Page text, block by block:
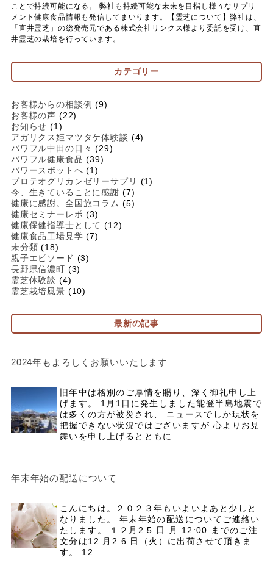
ことで持続可能になる。 弊社も持続可能な未来を目指し様々なサプリ
メント健康食品情報も発信してまいります。【霊芝について】弊社は、
「直井霊芝」の総発売元である株式会社リンクス様より委託を受け、直
井霊芝の栽培を行っています。
カテゴリー
お客様からの相談例 (9)
お客様の声 (22)
お知らせ (1)
アガリクス姫マツタケ体験談 (4)
パワフル中田の日々 (29)
パワフル健康食品 (39)
パワースポットへ (1)
プロテオグリカンゼリーサプリ (1)
今、生きていることに感謝 (7)
健康に感謝。全国旅コラム (5)
健康セミナーレポ (3)
健康保健指導士として (12)
健康食品工場見学 (7)
未分類 (18)
親子エピソード (3)
長野県信濃町 (3)
霊芝体験談 (4)
霊芝栽培風景 (10)
最新の記事
2024年もよろしくお願いいたします
旧年中は格別のご厚情を賜り、深く御礼申し上
げます。 1月1日に発生しました能登半島地震で
は多くの方が被災され、 ニュースでしか現状を
把握できない状況ではございますが 心よりお見
舞いを申し上げるとともに …
年末年始の配送について
こんにちは。２０２３年もいよいよあと少しと
なりました。 年末年始の配送についてご連絡い
たします。 １２月2 5 日 月 12:00 までのご注
文分は12 月2 6 日（火）に出荷させて頂きま
す。 12 …